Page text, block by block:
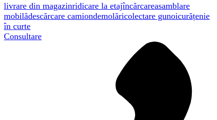
livrare din magazinridicare la etajîncărcareasamblare
mobilădescărcare camiondemolăricolectare gunoicurățenie
în curte
Consultare